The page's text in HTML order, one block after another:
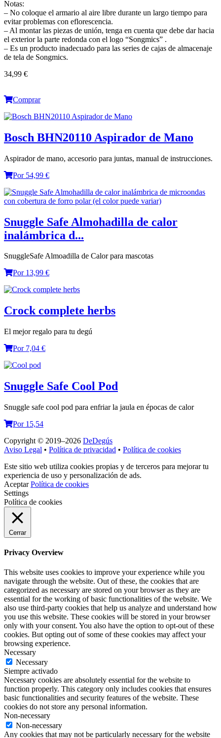
Notas:
– No coloque el armario al aire libre durante un largo tiempo para
evitar problemas con eflorescencia.
– Al montar las piezas de unión, tenga en cuenta que debe dar hacia
el exterior la parte redonda con el logo “Songmics” .
– Es un producto inadecuado para las series de cajas de almacenaje
de tela de Songmics.
34,99 €
Comprar
Bosch BHN20110 Aspirador de Mano
Aspirador de mano, accesorio para juntas, manual de instrucciones.
Por 54,99 €
Snuggle Safe Almohadilla de calor
inalámbrica d...
SnuggleSafe Almoadilla de Calor para mascotas
Por 13,99 €
Crock complete herbs
El mejor regalo para tu degú
Por 7,04 €
Snuggle Safe Cool Pod
Snuggle safe cool pod para enfriar la jaula en épocas de calor
Por 15,54
Copyright © 2019–2026 DeDegús
Aviso Legal • Política de privacidad • Política de cookies
Este sitio web utiliza cookies propias y de terceros para mejorar tu
experiencia de uso y personalización de ads.
Aceptar Política de cookies
Settings
Política de cookies
Cerrar
Privacy Overview
This website uses cookies to improve your experience while you
navigate through the website. Out of these, the cookies that are
categorized as necessary are stored on your browser as they are
essential for the working of basic functionalities of the website. We
also use third-party cookies that help us analyze and understand how
you use this website. These cookies will be stored in your browser
only with your consent. You also have the option to opt-out of these
cookies. But opting out of some of these cookies may affect your
browsing experience.
Necessary
Necessary
Siempre activado
Necessary cookies are absolutely essential for the website to
function properly. This category only includes cookies that ensures
basic functionalities and security features of the website. These
cookies do not store any personal information.
Non-necessary
Non-necessary
Any cookies that may not be particularly necessary for the website